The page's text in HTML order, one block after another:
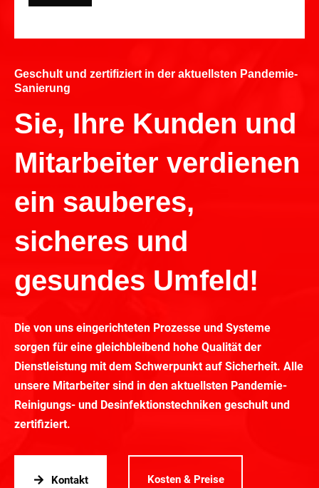
Geschult und zertifiziert in der aktuellsten Pandemie-
Sanierung
Sie, Ihre Kunden und
Mitarbeiter verdienen
ein sauberes,
sicheres und
gesundes Umfeld!
Die von uns eingerichteten Prozesse und Systeme
sorgen für eine gleichbleibend hohe Qualität der
Dienstleistung mit dem Schwerpunkt auf Sicherheit. Alle
unsere Mitarbeiter sind in den aktuellsten Pandemie-
Reinigungs- und Desinfektionstechniken geschult und
zertifiziert.
Kontakt Kosten & Preise